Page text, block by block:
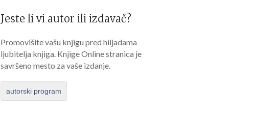
Jeste li vi autor ili izdavač?
Promovišite vašu knjigu pred hiljadama
ljubitelja knjiga. Knjige Online stranica je
savršeno mesto za vaše izdanje.
autorski program